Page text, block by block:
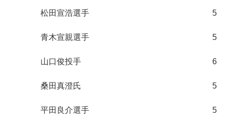
松田宣浩選手 5
青木宣親選手 5
山口俊投手 6
桑田真澄氏 5
平田良介選手 5